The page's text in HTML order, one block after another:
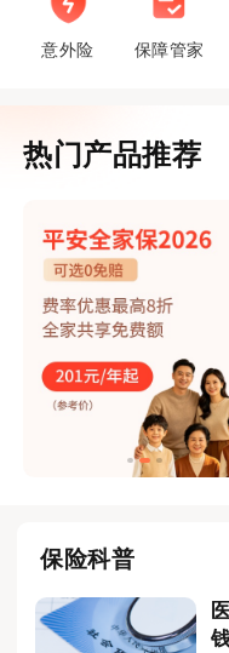
意外险 保障管家
热门产品推荐
保险科普